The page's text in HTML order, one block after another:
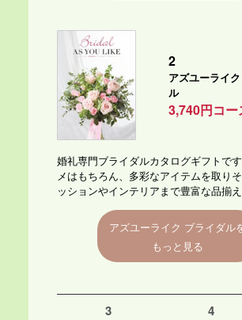
2
アズユーライ
ル
3,740円コー
婚礼専門ブライダルカタログギフトで
メはもちろん、多彩なアイテムを取り
ッションやインテリアまで豊富な品揃え
アズユーライク ブライダル
もっと見る
3 4